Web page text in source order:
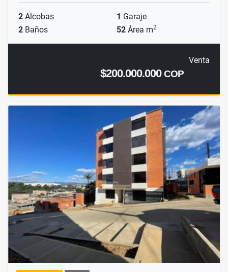
2 Alcobas 1 Garaje
2 Baños 52 Área m2
Venta
$200.000.000COP